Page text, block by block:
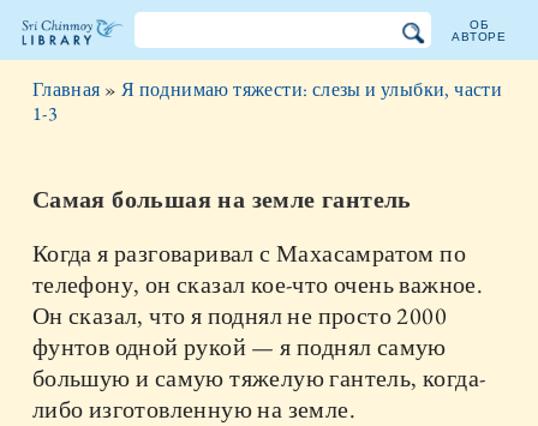
Библиотека
Шри
Чинмоя
ОБ
АВТОРЕ
Главная » Я поднимаю тяжести: слезы и улыбки, части
1-3
Самая большая на земле гантель
Когда я разговаривал с Махасамратом по
телефону, он сказал кое-что очень важное.
Он сказал, что я поднял не просто 2000
фунтов одной рукой — я поднял самую
большую и самую тяжелую гантель, когда-
либо изготовленную на земле.